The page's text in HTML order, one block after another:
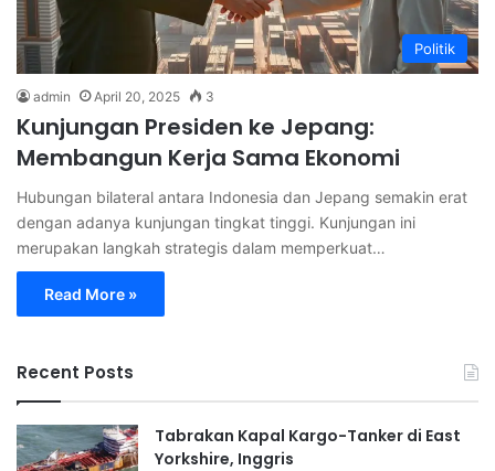
Politik
admin April 20, 2025 3
Kunjungan Presiden ke Jepang:
Membangun Kerja Sama Ekonomi
Hubungan bilateral antara Indonesia dan Jepang semakin erat
dengan adanya kunjungan tingkat tinggi. Kunjungan ini
merupakan langkah strategis dalam memperkuat…
Read More »
Recent Posts
Tabrakan Kapal Kargo-Tanker di East
Yorkshire, Inggris